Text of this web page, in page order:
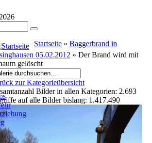
Startseite » Baggerbrand in
05.02.2012 » Der Brand wird mit
gelöscht
zur Kategorieübersicht
Bilder in allen Kategorien: 2.693
auf alle Bilder bislang: 1.417.490